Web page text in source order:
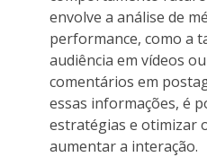
envolve a análise de
performance, como a
audiência em vídeos
comentários em
essas informações, é
estratégias e otimizar
aumentar a interação.